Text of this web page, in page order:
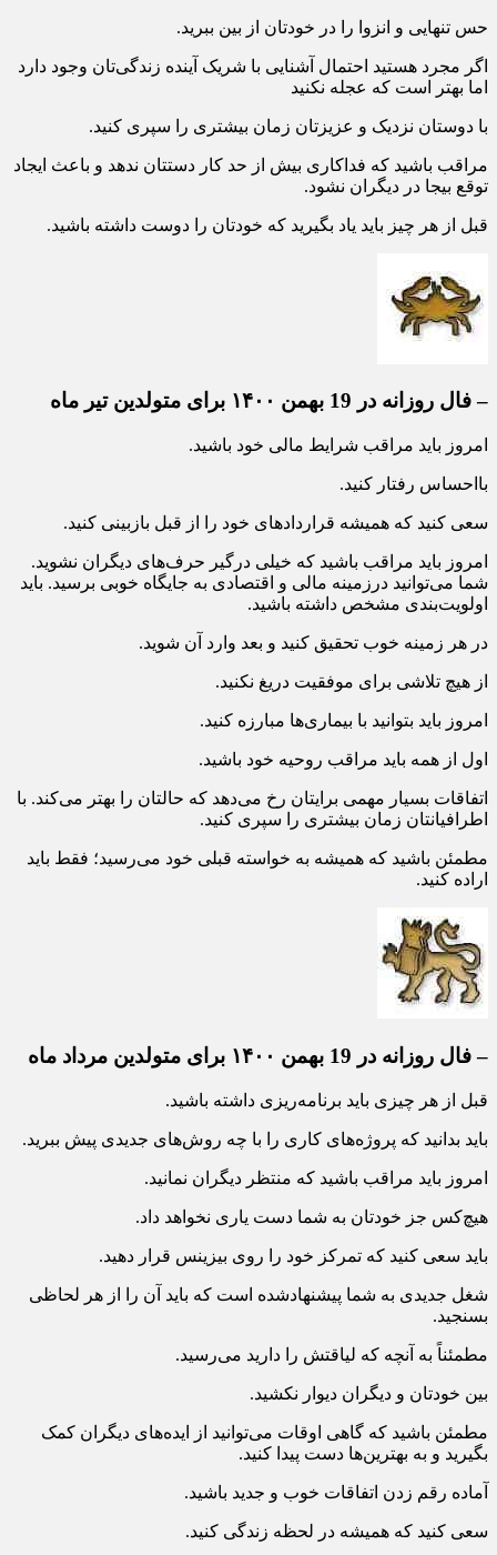
حس تنهایی و انزوا را در خودتان از بین ببرید.
اگر مجرد هستید احتمال آشنایی با شریک آینده زندگی‌تان وجود دارد
اما بهتر است که عجله نکنید
با دوستان نزدیک و عزیزتان زمان بیشتری را سپری کنید.
مراقب باشید که فداکاری بیش از حد کار دستتان ندهد و باعث ایجاد
توقع بیجا در دیگران نشود.
قبل از هر چیز باید یاد بگیرید که خودتان را دوست داشته باشید.
– فال روزانه در 19 بهمن ۱۴۰۰ برای متولدین تیر ماه
امروز باید مراقب شرایط مالی خود باشید.
بااحساس رفتار کنید.
سعی کنید که همیشه قراردادهای خود را از قبل بازبینی کنید.
امروز باید مراقب باشید که خیلی درگیر حرف‌های دیگران نشوید.
شما می‌توانید درزمینه مالی و اقتصادی به جایگاه خوبی برسید. باید
اولویت‌بندی مشخص داشته باشید.
در هر زمینه خوب تحقیق کنید و بعد وارد آن شوید.
از هیچ تلاشی برای موفقیت دریغ نکنید.
امروز باید بتوانید با بیماری‌ها مبارزه کنید.
اول از همه باید مراقب روحیه خود باشید.
اتفاقات بسیار مهمی برایتان رخ می‌دهد که حالتان را بهتر می‌کند. با
اطرافیانتان زمان بیشتری را سپری کنید.
مطمئن باشید که همیشه به خواسته قبلی خود می‌رسید؛ فقط باید
اراده کنید.
– فال روزانه در 19 بهمن ۱۴۰۰ برای متولدین مرداد ماه
قبل از هر چیزی باید برنامه‌ریزی داشته باشید.
باید بدانید که پروژه‌های کاری را با چه روش‌های جدیدی پیش ببرید.
امروز باید مراقب باشید که منتظر دیگران نمانید.
هیچ‌کس جز خودتان به شما دست یاری نخواهد داد.
باید سعی کنید که تمرکز خود را روی بیزینس قرار دهید.
شغل جدیدی به شما پیشنهادشده است که باید آن را از هر لحاظی
بسنجید.
مطمئناً به آنچه که لیاقتش را دارید می‌رسید.
بین خودتان و دیگران دیوار نکشید.
مطمئن باشید که گاهی اوقات می‌توانید از ایده‌های دیگران کمک
بگیرید و به بهترین‌ها دست پیدا کنید.
آماده رقم زدن اتفاقات خوب و جدید باشید.
سعی کنید که همیشه در لحظه زندگی کنید.